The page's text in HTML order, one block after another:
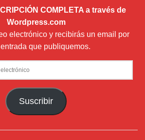
COMPLETA a través de
Wordpress.com
electrónico y recibirás un email por
que publiquemos.
Suscribir